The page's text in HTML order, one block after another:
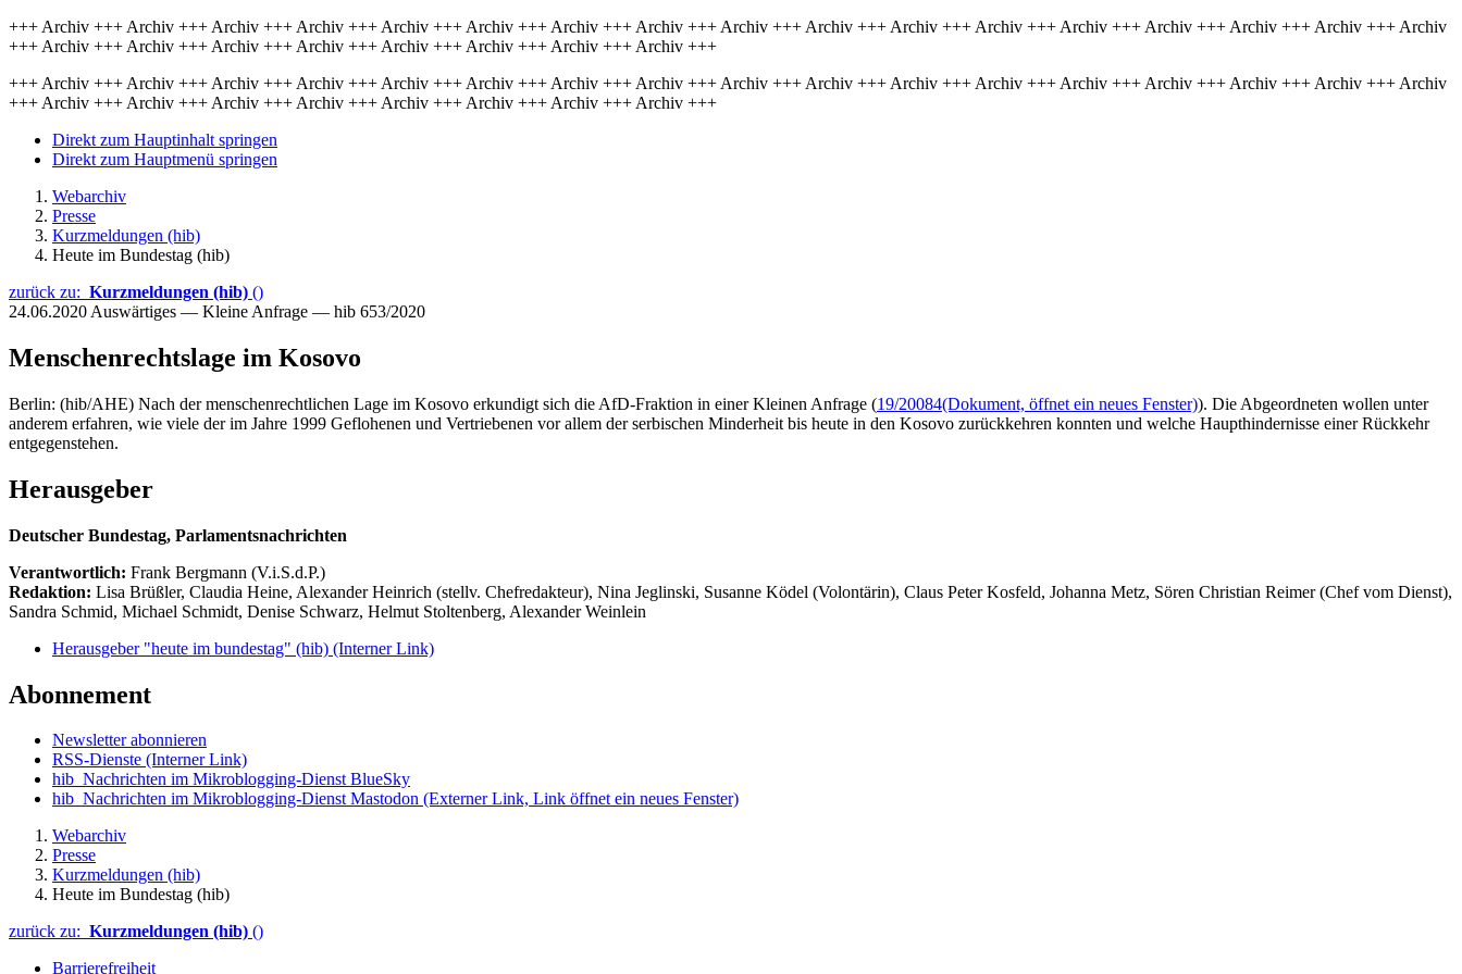
+++ Archiv +++ Archiv +++ Archiv +++ Archiv +++ Archiv +++ Archiv +++ Archiv +++ Archiv +++ Archiv +++ Archiv +++ Archiv +++ Archiv +++ Archiv +++ Archiv +++ Archiv +++ Archiv +++ Archiv
+++ Archiv +++ Archiv +++ Archiv +++ Archiv +++ Archiv +++ Archiv +++ Archiv +++ Archiv +++
+++ Archiv +++ Archiv +++ Archiv +++ Archiv +++ Archiv +++ Archiv +++ Archiv +++ Archiv +++ Archiv +++ Archiv +++ Archiv +++ Archiv +++ Archiv +++ Archiv +++ Archiv +++ Archiv +++ Archiv
+++ Archiv +++ Archiv +++ Archiv +++ Archiv +++ Archiv +++ Archiv +++ Archiv +++ Archiv +++
Direkt zum Hauptinhalt springen
Direkt zum Hauptmenü springen
Webarchiv
Presse
Kurzmeldungen (hib)
Heute im Bundestag (hib)
zurück zu: Kurzmeldungen (hib) ()
24.06.2020 Auswärtiges — Kleine Anfrage — hib 653/2020
Menschenrechtslage im Kosovo
Berlin: (hib/AHE) Nach der menschenrechtlichen Lage im Kosovo erkundigt sich die AfD-Fraktion in einer Kleinen Anfrage (19/20084(Dokument, öffnet ein neues Fenster)). Die Abgeordneten wollen unter
anderem erfahren, wie viele der im Jahre 1999 Geflohenen und Vertriebenen vor allem der serbischen Minderheit bis heute in den Kosovo zurückkehren konnten und welche Haupthindernisse einer Rückkehr
entgegenstehen.
Herausgeber
Deutscher Bundestag, Parlamentsnachrichten
Verantwortlich: Frank Bergmann (V.i.S.d.P.)
Redaktion: Lisa Brüßler, Claudia Heine, Alexander Heinrich (stellv. Chefredakteur), Nina Jeglinski, Susanne Ködel (Volontärin), Claus Peter Kosfeld, Johanna Metz, Sören Christian Reimer (Chef vom Dienst),
Sandra Schmid, Michael Schmidt, Denise Schwarz, Helmut Stoltenberg, Alexander Weinlein
Herausgeber "heute im bundestag" (hib) (Interner Link)
Abonnement
Newsletter abonnieren
RSS-Dienste (Interner Link)
hib_Nachrichten im Mikroblogging-Dienst BlueSky
hib_Nachrichten im Mikroblogging-Dienst Mastodon (Externer Link, Link öffnet ein neues Fenster)
Webarchiv
Presse
Kurzmeldungen (hib)
Heute im Bundestag (hib)
zurück zu: Kurzmeldungen (hib) ()
Barrierefreiheit